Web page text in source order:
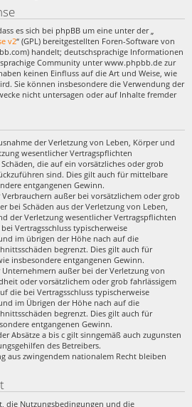
es sich bei phpBB um eine unter der „
v2“ (GPL) bereitgestellten Foren-Software von
handelt; deutschsprachige Informationen
Community unter www.phpbb.de zur
keinen Einfluss auf die Art und Weise, wie
Sie können insbesondere die Verwendung der
nicht untersagen oder auf Inhalte fremder
der Verletzung von Leben, Körper und
wesentlicher Vertragspflichten
die auf ein vorsätzliches oder grob
sind. Dies gilt auch für mittelbare
entgangenen Gewinn.
außer bei vorsätzlichem oder grob
bei Schäden aus der Verletzung von Leben,
der Verletzung wesentlicher Vertragspflichten
Vertragsschluss typischerweise
im übrigen der Höhe nach auf die
begrenzt. Dies gilt auch für
insbesondere entgangenen Gewinn.
außer bei der Verletzung von
oder vorsätzlichem oder grob fahrlässigem
die bei Vertragsschluss typischerweise
im Übrigen der Höhe nach auf die
begrenzt. Dies gilt auch für
entgangenen Gewinn.
Absätze a bis c gilt sinngemäß auch zugunsten
des Betreibers.
aus zwingendem nationalem Recht bleiben
die Nutzungsbedingungen und die